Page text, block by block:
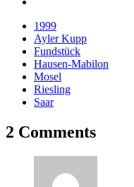
1999
Ayler Kupp
Fundstück
Hausen-Mabilon
Mosel
Riesling
Saar
2 Comments